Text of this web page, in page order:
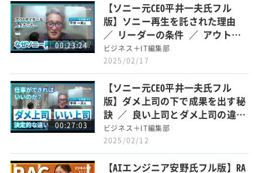
00:23:24
【ソニー元CEO平井一夫氏フル
版】ソニー再生を託された理由
／ リーダーの条件 ／ アウトサ
イダーな人生
ビジネス＋IT編集部
2025/02/17
00:27:03
【ソニー元CEO平井一夫氏フル
版】ダメ上司の下で成果を出す秘
訣 ／ 良い上司とダメ上司の違い
／ 働くとは何か？
ビジネス＋IT編集部
2025/02/12
【AIエンジニア安野氏フル版】RA